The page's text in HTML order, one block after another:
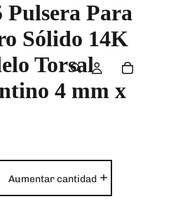
Pulsera Para
Sólido 14K
Torsal
4 mm x
Aumentar cantidad